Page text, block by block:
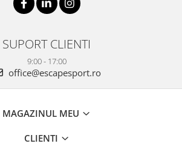
SUPORT CLIENTI
9:00 - 17:00
office@escapesport.ro
MAGAZINUL MEU
CLIENTI